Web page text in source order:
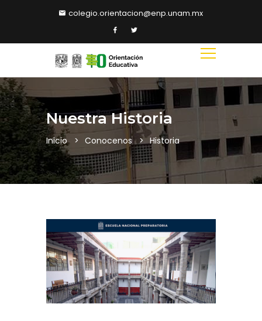
colegio.orientacion@enp.unam.mx
Nuestra Historia
Inicio Conocenos Historia